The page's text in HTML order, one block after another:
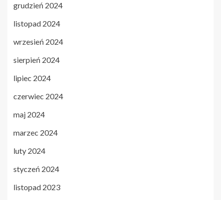
grudzień 2024
listopad 2024
wrzesień 2024
sierpień 2024
lipiec 2024
czerwiec 2024
maj 2024
marzec 2024
luty 2024
styczeń 2024
listopad 2023